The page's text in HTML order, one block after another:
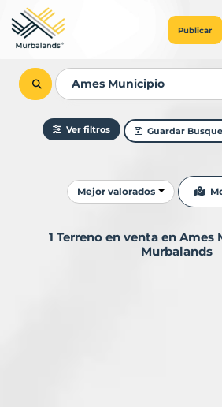
Publicar
Ver filtros Guardar
Ordenar resultados
Mejor valorados
1 Terreno en venta en
Murbalands